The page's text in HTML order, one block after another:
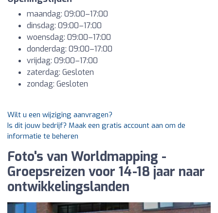
maandag: 09:00–17:00
dinsdag: 09:00–17:00
woensdag: 09:00–17:00
donderdag: 09:00–17:00
vrijdag: 09:00–17:00
zaterdag: Gesloten
zondag: Gesloten
Wilt u een wijziging aanvragen?
Is dit jouw bedrijf? Maak een gratis account aan om de
informatie te beheren
Foto's van Worldmapping -
Groepsreizen voor 14-18 jaar naar
ontwikkelingslanden